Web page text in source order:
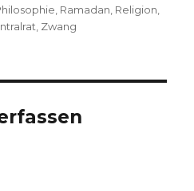
Ramadan Religion
Zwang